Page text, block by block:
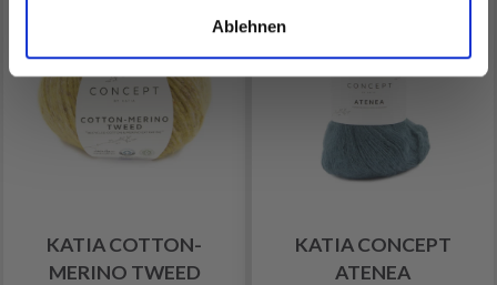
Ablehnen
KATIA COTTON-
MERINO TWEED
KATIA CONCEPT
ATENEA